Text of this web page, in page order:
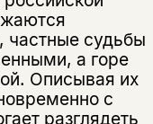
частные судьбы
а горе
Описывая их
с
разглядеть